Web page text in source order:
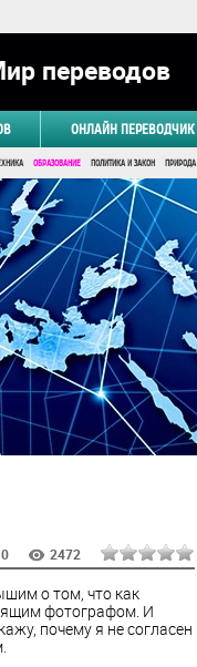
переводов
ОНЛАЙН ПЕРЕВОДЧИК
ОБРАЗОВАНИЕ ПОЛИТИКА И ЗАКОН ПРИРОДА
0 2472
о том, что как
фотографом. И
почему я не согласен